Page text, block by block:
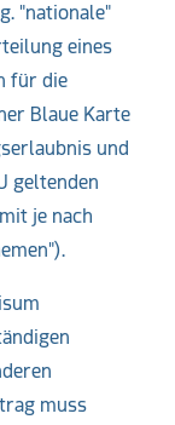
"nationale"
eines
für die
Blaue Karte
und
geltenden
je nach
muss